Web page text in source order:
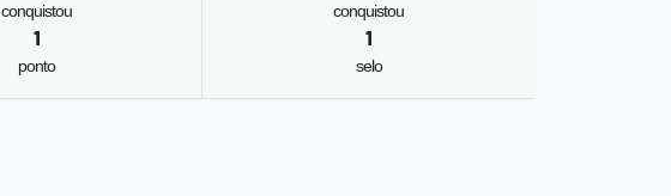
conquistou
1
ponto
conquistou
1
selo